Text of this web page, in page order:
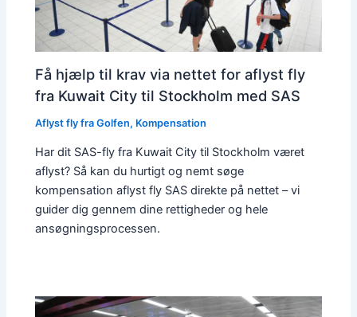
Få hjælp til krav via nettet for aflyst fly
fra Kuwait City til Stockholm med SAS
Aflyst fly fra Golfen, Kompensation
Har dit SAS-fly fra Kuwait City til Stockholm været
aflyst? Så kan du hurtigt og nemt søge
kompensation aflyst fly SAS direkte på nettet – vi
guider dig gennem dine rettigheder og hele
ansøgningsprocessen.